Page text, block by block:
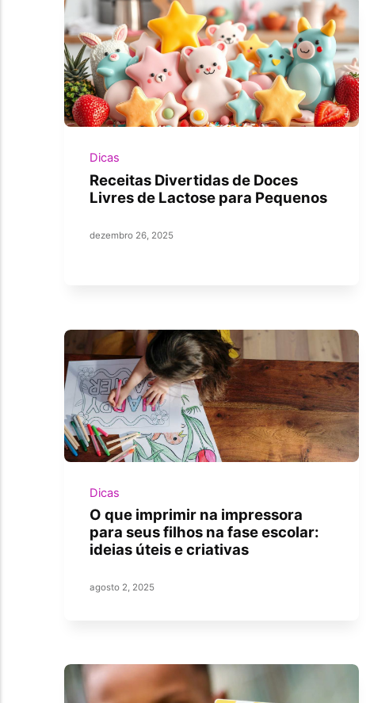
Dicas
Receitas Divertidas de Doces
Livres de Lactose para Pequenos
dezembro 26, 2025
Dicas
O que imprimir na impressora
para seus filhos na fase escolar:
ideias úteis e criativas
agosto 2, 2025